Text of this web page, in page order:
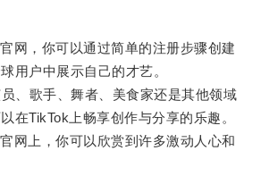
，你可以通过简单的注册步骤创建
用户中展示自己的才艺。
歌手、舞者、美食家还是其他领域
在TikTok上畅享创作与分享的乐趣。
上，你可以欣赏到许多激动人心和